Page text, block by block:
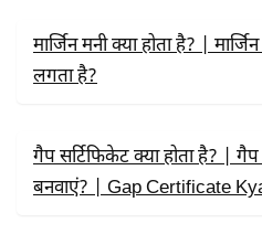
मार्जिन मनी क्या होता है? |
लगता है?
गैप सर्टिफिकेट क्या होता है? |
बनवाएं? | Gap Certificate